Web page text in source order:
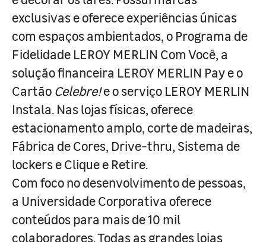
exclusivas e oferece experiências únicas
com espaços ambientados, o Programa de
Fidelidade LEROY MERLIN Com Você, a
solução financeira LEROY MERLIN Pay e o
Cartão Celebre!e o serviço LEROY MERLIN
Instala. Nas lojas físicas, oferece
estacionamento amplo, corte de madeiras,
Fábrica de Cores, Drive-thru, Sistema de
lockers e Clique e Retire.
Com foco no desenvolvimento de pessoas,
a Universidade Corporativa oferece
conteúdos para mais de 10 mil
colaboradores. Todas as grandes lojas